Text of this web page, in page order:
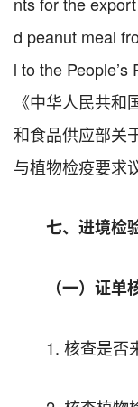
d peanut meal
l to the
《中华人民共
和食品供应部关
与植物检疫要求
七、进境检
（一）证单
1. 核查是否